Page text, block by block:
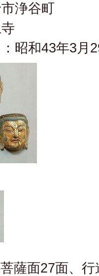
浄谷町
昭和43年3月
薩面27面、